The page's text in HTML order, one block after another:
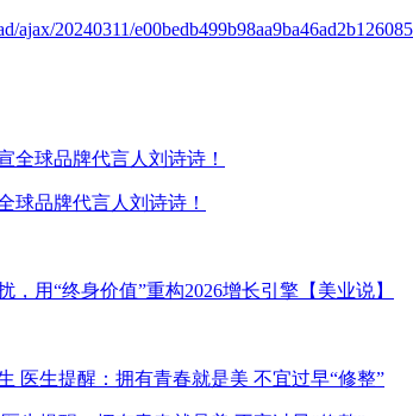
球品牌代言人刘诗诗！
用“终身价值”重构2026增长引擎【美业说】